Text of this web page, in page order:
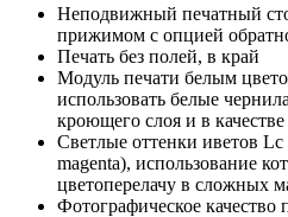
Неподвижный печатный
прижимом с опцией
Печать без полей, в край
Модуль печати белым
использовать белые
кроющего слоя и в
Светлые оттенки иветов
magenta), использование
цветоперелачу в сложных
Фотографическое качество